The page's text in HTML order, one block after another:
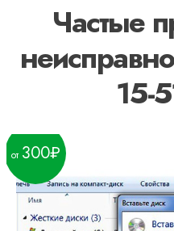
Частые
15-
300